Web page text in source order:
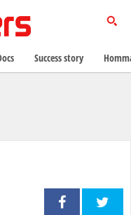
Success story